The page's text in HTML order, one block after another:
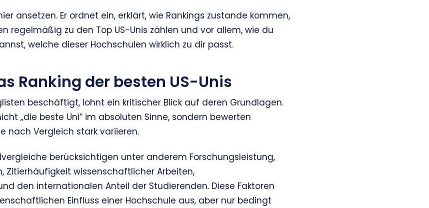
ansetzen. Er ordnet ein, erklärt, wie Rankings zustande kommen,
regelmäßig zu den Top US-Unis zählen und vor allem, wie du
welche dieser Hochschulen wirklich zu dir passt.
Ranking der besten US-Unis
beschäftigt, lohnt ein kritischer Blick auf deren Grundlagen.
„die beste Uni” im absoluten Sinne, sondern bewerten
nach Vergleich stark variieren.
berücksichtigen unter anderem Forschungsleistung,
Zitierhäufigkeit wissenschaftlicher Arbeiten,
den internationalen Anteil der Studierenden. Diese Faktoren
Einfluss einer Hochschule aus, aber nur bedingt